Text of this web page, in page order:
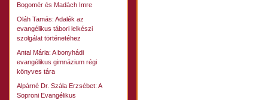
Bogomér és Madách Imre
Oláh Tamás: Adalék az
evangélikus tábori lelkészi
szolgálat történetéhez
Antal Mária: A bonyhádi
evangélikus gimnázium régi
könyves tára
Alpárné Dr. Szála Erzsébet: A
Soproni Evangélikus